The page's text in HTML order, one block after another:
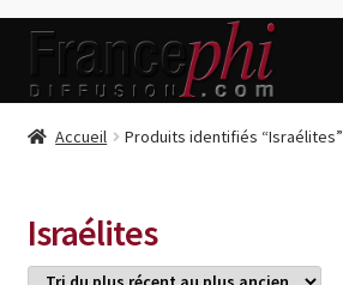
Aller
la
Aller
contenu
Accueil
Caisse
Accueil Produits identifiés “Israélites”
Israélites